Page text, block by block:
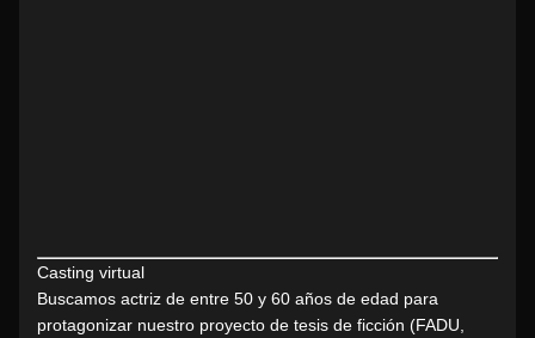
Casting virtual
Buscamos actriz de entre 50 y 60 años de edad para
protagonizar nuestro proyecto de tesis de ficción (FADU,